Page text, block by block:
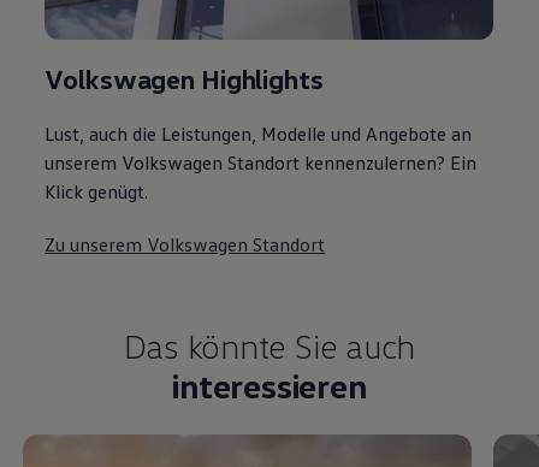
Volkswagen Highlights
Lust, auch die Leistungen, Modelle und Angebote an
unserem Volkswagen Standort kennenzulernen? Ein
Klick genügt.
Zu unserem Volkswagen Standort
Das könnte Sie auch
interessieren